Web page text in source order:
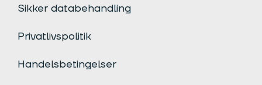
Sikker databehandling
Privatlivspolitik
Handelsbetingelser